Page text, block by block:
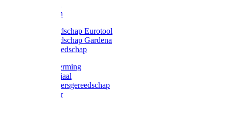
Hooiharken
Handgereedschap Eurotool
Handgereedschap Gardena
Kindergereedschap
Kniebescherming
Afzetmateriaal
Stratenmakersgereedschap
Straathamer